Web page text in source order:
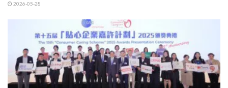
2026-05-28